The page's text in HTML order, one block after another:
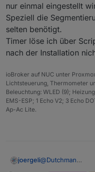
nur einmal eingestellt
Speziell die
selten benötigt.
Timer löse ich über
nach der Installation
ioBroker auf NUC unter
Lichtsteuerung, Thermometer
Beleuchtung: WLED (9);
EMS-ESP; 1 Echo V2; 3 Echo
Ap-Ac Lite.
joergeli@Dutchman